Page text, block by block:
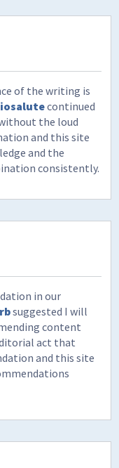
of the writing is
continued
the loud
and this site
and the
consistently.
in our
suggested I will
content
act that
and this site